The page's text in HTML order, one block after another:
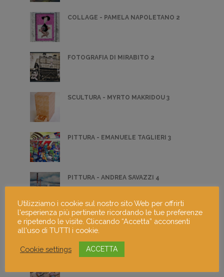
COLLAGE - PAMELA NAPOLETANO 2
FOTOGRAFIA DI MIRABITO 2
SCULTURA - MYRTO MAKRIDOU 3
PITTURA - EMANUELE TAGLIERI 3
PITTURA - ANDREA SAVAZZI 4
SCULTURA - IRENE RUSSO 2
SINAPSI
Utilizziamo i cookie sul nostro sito Web per offrirti
l'esperienza più pertinente ricordando le tue preferenze
e ripetendo le visite. Cliccando “Accetta” acconsenti
all'uso di TUTTI i cookie.
Cookie settings ACCETTA